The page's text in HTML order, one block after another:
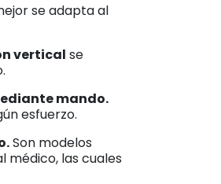
se adapta al
vertical se
mando.
esfuerzo.
Son modelos
médico, las cuales